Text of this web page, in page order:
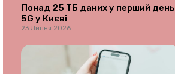
Понад 25 ТБ даних у перший день
5G у Києві
23 Липня 2026